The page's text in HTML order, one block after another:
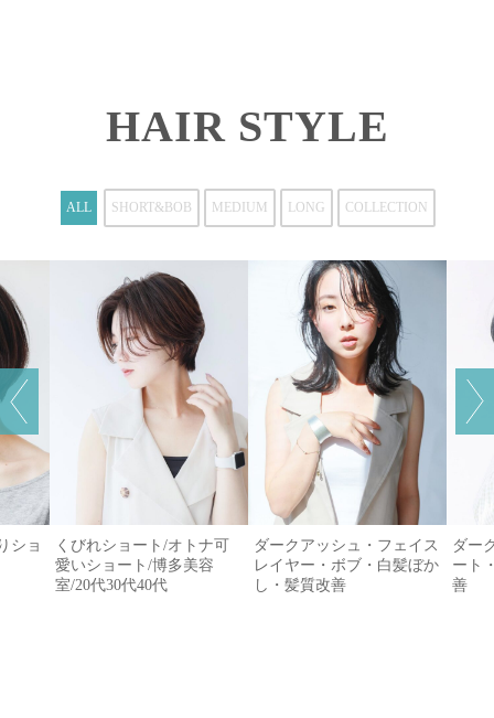
HAIR STYLE
ALL SHORT&BOB MEDIUM LONG COLLECTION
ショ
くびれショート/オトナ可
愛いショート/博多美容
室/20代30代40代
ダークアッシュ・フェイス
レイヤー・ボブ・白髪ぼか
し・髪質改善
ダー
ート
善